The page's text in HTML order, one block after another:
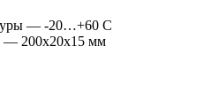
— -20…+60 С
— 200х20х15 мм